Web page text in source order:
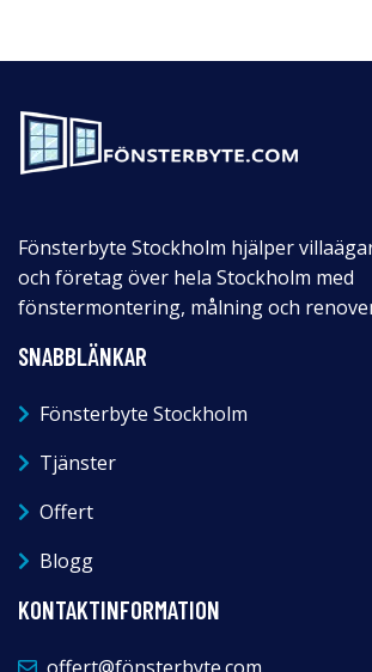
Fönsterbyte Stockholm hjälper
och företag över hela Stockholm med
fönstermontering, målning och
SNABBLÄNKAR
Fönsterbyte Stockholm
Tjänster
Offert
Blogg
KONTAKTINFORMATION